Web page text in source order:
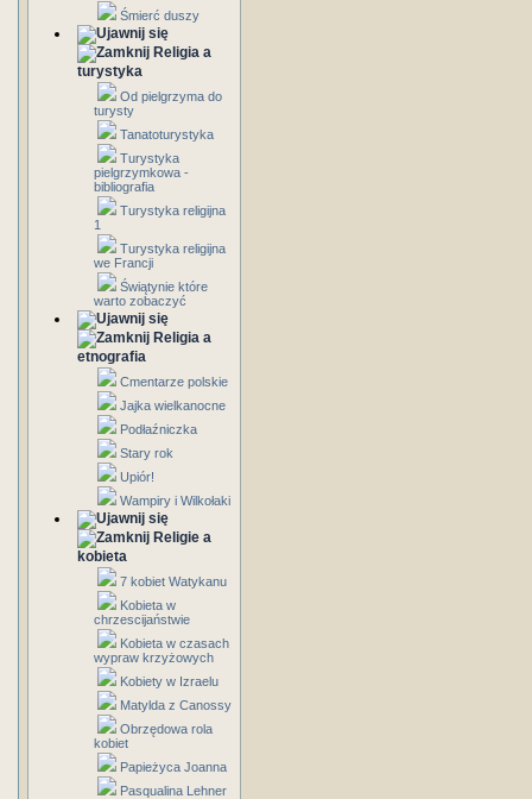
Śmierć duszy
Religia a
turystyka
Od pielgrzyma do
turysty
Tanatoturystyka
Turystyka
pielgrzymkowa -
bibliografia
Turystyka religijna
1
Turystyka religijna
we Francji
Świątynie które
warto zobaczyć
Religia a
etnografia
Cmentarze polskie
Jajka wielkanocne
Podłaźniczka
Stary rok
Upiór!
Wampiry i Wilkołaki
Religie a
kobieta
7 kobiet Watykanu
Kobieta w
chrzescijaństwie
Kobieta w czasach
wypraw krzyżowych
Kobiety w Izraelu
Matylda z Canossy
Obrzędowa rola
kobiet
Papieżyca Joanna
Pasqualina Lehner